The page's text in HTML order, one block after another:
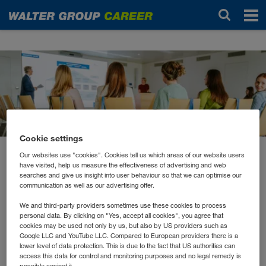
Новости
май 2026
Karenzfrühstück: Vernetzen,
austauschen und gut
vorbereitet zurückkehren
Die WALTER GROUP lädt regelmäßig alle
Cookie settings
Our websites use "cookies". Cookies tell us which areas of our website users
have visited, help us measure the effectiveness of advertising and web
searches and give us insight into user behaviour so that we can optimise our
communication as well as our advertising offer.
We and third-party providers sometimes use these cookies to process
personal data. By clicking on "Yes, accept all cookies", you agree that
cookies may be used not only by us, but also by US providers such as
Google LLC and YouTube LLC. Compared to European providers there is a
lower level of data protection. This is due to the fact that US authorities can
access this data for control and monitoring purposes and no legal remedy is